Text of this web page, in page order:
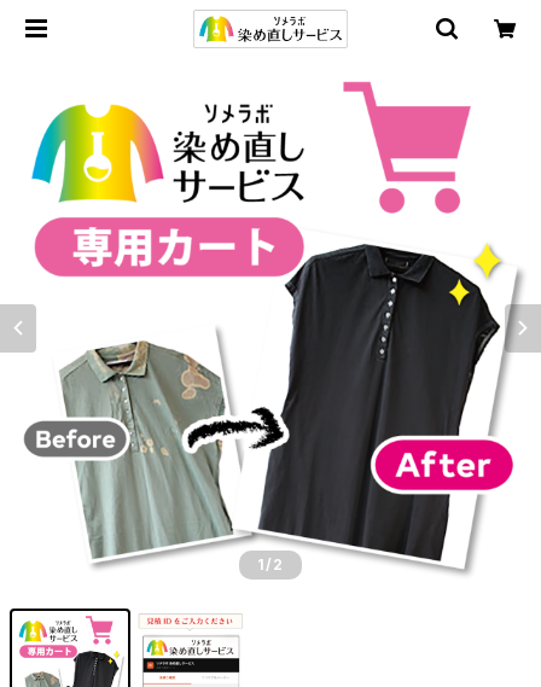
1 /2